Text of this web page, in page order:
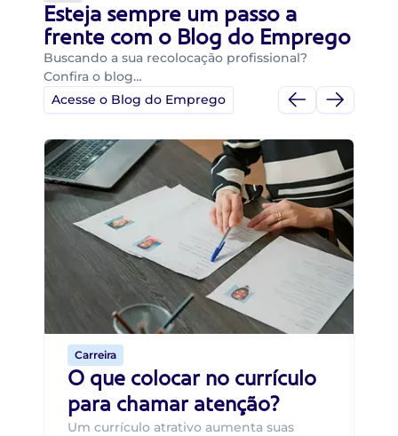
Esteja sempre um passo a
frente com o Blog do Emprego
Buscando a sua recolocação profissional?
Confira o blog…
Acesse o Blog do Emprego
Carreira
O que colocar no currículo
para chamar atenção?
Um currículo atrativo aumenta suas